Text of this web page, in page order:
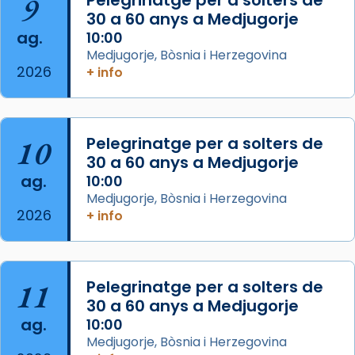
les aconseguirà el 1772. L’ofici que es canta
a la “Missa de les Santes” (“Missa de
Glòria”) fou composta el 1848 per Mn.
Manuel Blanch, amb aire d’òpera
italianitzant; s’interpreta per privilegi
pontifici, amb orquestra i cor, i té una
duració aproximada de tres hores. Després,
processó (recuperada el 1972) al voltant
del temple amb les relíquies de les santes.
Des de 1985 hi participa també un grup de
diablesses amb música i ball propis. Festa
gran a Mataró.
«Si vols saber què és calor, ves per les
Santes a Mataró»🥵.
Photo
View on Facebook ·
9
ag.
2026
30 a 60 anys a Medjugorje
10:00
Medjugorje, Bòsnia i Herzegovina
+ info
10
ag.
2026
Pelegrinatge per a solters de
30 a 60 anys a Medjugorje
10:00
Medjugorje, Bòsnia i Herzegovina
+ info
11
ag.
Pelegrinatge per a solters de
30 a 60 anys a Medjugorje
10:00
Medjugorje, Bòsnia i Herzegovina